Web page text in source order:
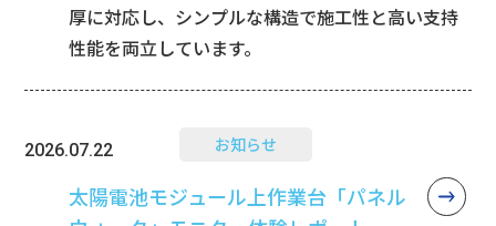
厚に対応し、シンプルな構造で施工性と高い支持
性能を両立しています。
2026.07.22 お知らせ
太陽電池モジュール上作業台「パネル